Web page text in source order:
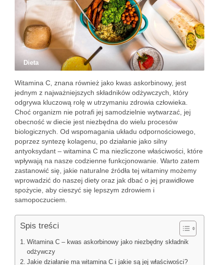
Dieta
Witamina C, znana również jako kwas askorbinowy, jest
jednym z najważniejszych składników odżywczych, który
odgrywa kluczową rolę w utrzymaniu zdrowia człowieka.
Choć organizm nie potrafi jej samodzielnie wytwarzać, jej
obecność w diecie jest niezbędna do wielu procesów
biologicznych. Od wspomagania układu odpornościowego,
poprzez syntezę kolagenu, po działanie jako silny
antyoksydant – witamina C ma niezliczone właściwości, które
wpływają na nasze codzienne funkcjonowanie. Warto zatem
zastanowić się, jakie naturalne źródła tej witaminy możemy
wprowadzić do naszej diety oraz jak dbać o jej prawidłowe
spożycie, aby cieszyć się lepszym zdrowiem i
samopoczuciem.
Spis treści
Witamina C – kwas askorbinowy jako niezbędny składnik
odżywczy
Jakie działanie ma witamina C i jakie są jej właściwości?